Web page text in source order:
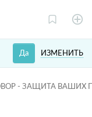
ИЗМЕНИТЬ
Да
- ЗАЩИТА ВАШИХ